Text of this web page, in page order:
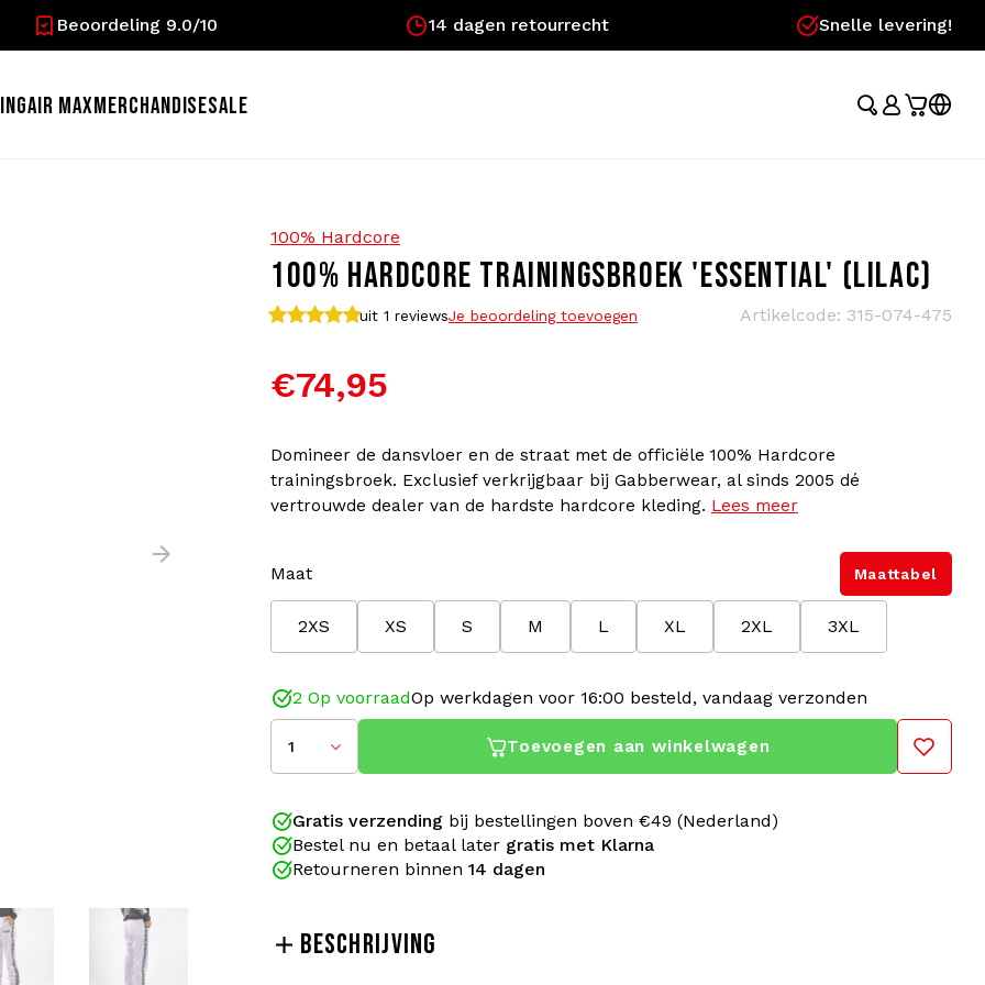
Beoordeling 9.0/10 14 dagen retourrecht Snelle levering!
AIR MAXMERCHANDISESALE
100% Hardcore
100% HARDCORE TRAININGSBROEK 'ESSENTIAL' (LILAC)
uit 1 reviewsJe beoordeling toevoegen Artikelcode: 315-074-475
€74,95
Domineer de dansvloer en de straat met de officiële 100% Hardcore
trainingsbroek. Exclusief verkrijgbaar bij Gabberwear, al sinds 2005 dé
vertrouwde dealer van de hardste hardcore kleding. Lees meer
Maat Maattabel
2XS XS S M L XL 2XL 3XL
2 Op voorraadOp werkdagen voor 16:00 besteld, vandaag verzonden
1 Toevoegen aan winkelwagen
Gratis verzending bij bestellingen boven €49 (Nederland)
Bestel nu en betaal later gratis met Klarna
Retourneren binnen 14 dagen
BESCHRIJVING